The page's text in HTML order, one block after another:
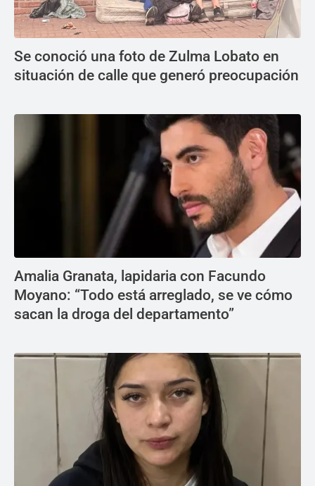
Se conoció una foto de Zulma Lobato en
situación de calle que generó preocupación
Amalia Granata, lapidaria con Facundo
Moyano: “Todo está arreglado, se ve cómo
sacan la droga del departamento”